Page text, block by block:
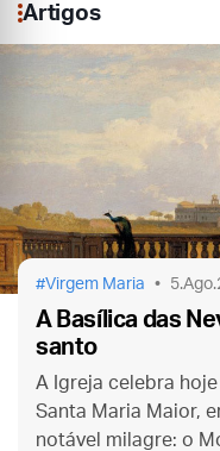
Artigos
Virgem Maria
A Basílica das
santo
A Igreja celebra
Santa Maria Maior,
notável milagre: o